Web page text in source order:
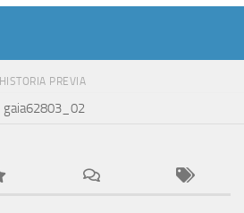
HISTORIA PREVIA
gaia62803_02